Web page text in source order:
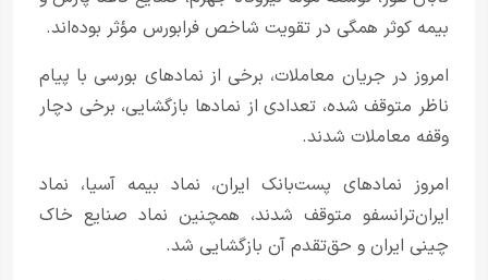
بیمه کوثر همگی در تقویت شاخص فرابورس مؤثر بوده‌اند.
امروز در جریان معاملات، برخی از نمادهای بورسی با پیام
ناظر متوقف شده، تعدادی از نمادها بازگشایی، برخی دچار
وقفه معاملات شدند.
امروز نمادهای پست‌بانک ایران، نماد بیمه آسیا، نماد
ایران‌ترانسفو متوقف شدند، همچنین نماد صنایع خاک
چینی ایران و حق‌تقدم آن بازگشایی شد.